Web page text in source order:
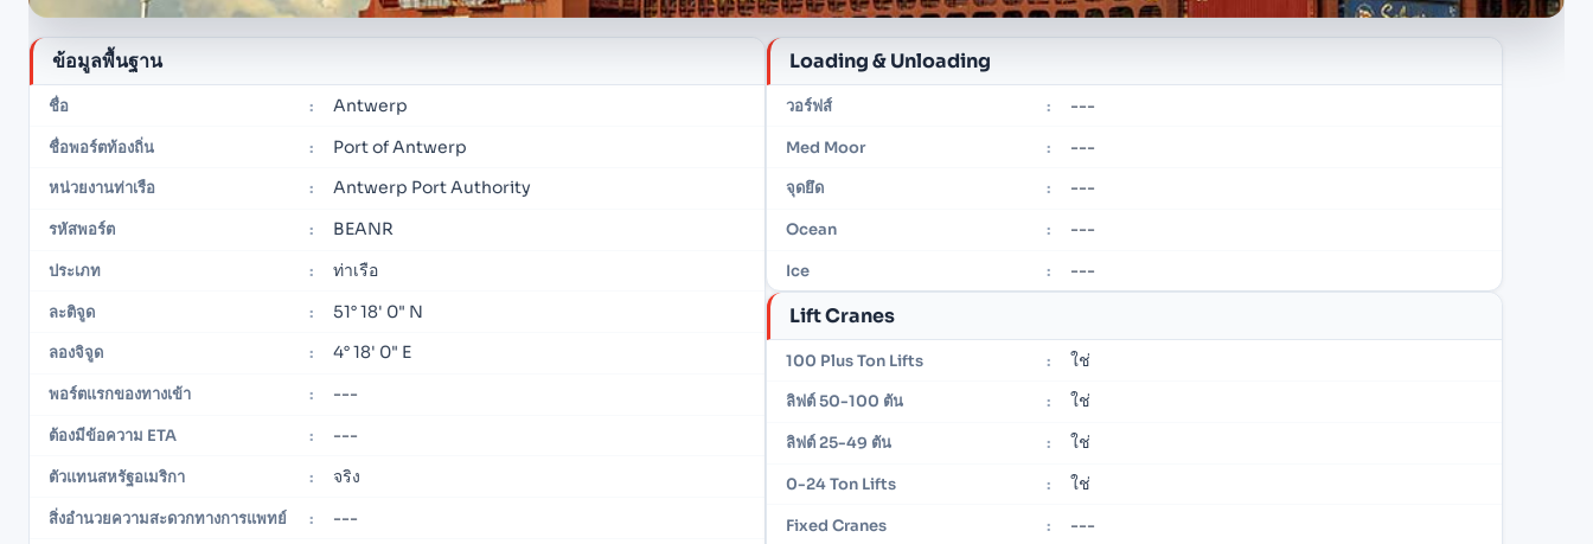
ข้อมูลพื้นฐาน
ชื่อ : Antwerp
ชื่อพอร์ตท้องถิ่น : Port of Antwerp
หน่วยงานท่าเรือ : Antwerp Port Authority
รหัสพอร์ต : BEANR
ประเภท : ท่าเรือ
ละติจูด : 51° 18' 0" N
ลองจิจูด : 4° 18' 0" E
พอร์ตแรกของทางเข้า : ---
ต้องมีข้อความ ETA : ---
ตัวแทนสหรัฐอเมริกา : จริง
สิ่งอำนวยความสะดวกทางการแพทย์ : ---
Loading & Unloading
วอร์ฟส์ : ---
Med Moor : ---
จุดยึด : ---
Ocean : ---
Ice : ---
Lift Cranes
100 Plus Ton Lifts : ใช่
ลิฟต์ 50-100 ตัน : ใช่
ลิฟต์ 25-49 ตัน : ใช่
0-24 Ton Lifts : ใช่
Fixed Cranes : ---